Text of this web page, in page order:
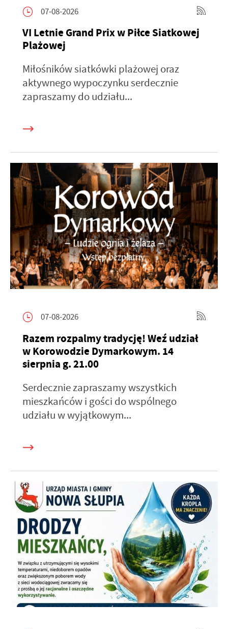
07-08-2026
VI Letnie Grand Prix w Piłce Siatkowej
Plażowej
Miłośników siatkówki plażowej oraz
aktywnego wypoczynku serdecznie
zapraszamy do udziału...
07-08-2026
Razem rozpalmy tradycję! Weź udział
w Korowodzie Dymarkowym. 14
sierpnia g. 21.00
Serdecznie zapraszamy wszystkich
mieszkańców i gości do wspólnego
udziału w wyjątkowym...